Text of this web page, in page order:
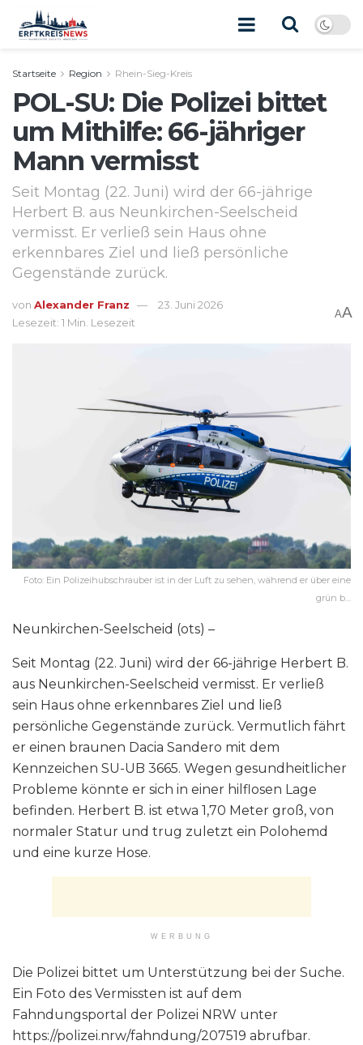
Startseite Region Rhein-Sieg-Kreis
POL-SU: Die Polizei bittet
um Mithilfe: 66-jähriger
Mann vermisst
Seit Montag (22. Juni) wird der 66-jährige
Herbert B. aus Neunkirchen-Seelscheid
vermisst. Er verließ sein Haus ohne
erkennbares Ziel und ließ persönliche
Gegenstände zurück.
von Alexander Franz
23. Juni 2026
Lesezeit: 1 Min. Lesezeit
AA
Foto: Ein Polizeihubschrauber ist in der Luft zu sehen, während er über eine
grün b…
Neunkirchen-Seelscheid (ots) –
Seit Montag (22. Juni) wird der 66-jährige Herbert B.
aus Neunkirchen-Seelscheid vermisst. Er verließ
sein Haus ohne erkennbares Ziel und ließ
persönliche Gegenstände zurück. Vermutlich fährt
er einen braunen Dacia Sandero mit dem
Kennzeichen SU-UB 3665. Wegen gesundheitlicher
Probleme könnte er sich in einer hilflosen Lage
befinden. Herbert B. ist etwa 1,70 Meter groß, von
normaler Statur und trug zuletzt ein Polohemd
und eine kurze Hose.
WERBUNG
Die Polizei bittet um Unterstützung bei der Suche.
Ein Foto des Vermissten ist auf dem
Fahndungsportal der Polizei NRW unter
https://polizei.nrw/fahndung/207519 abrufbar.